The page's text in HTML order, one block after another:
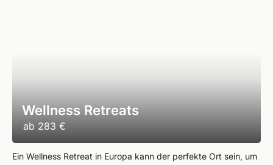
Wellness Retreats
ab 283 €
Ein Wellness Retreat in Europa kann der perfekte Ort sein, um